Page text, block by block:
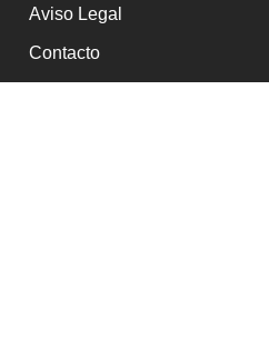
Aviso Legal
Contacto